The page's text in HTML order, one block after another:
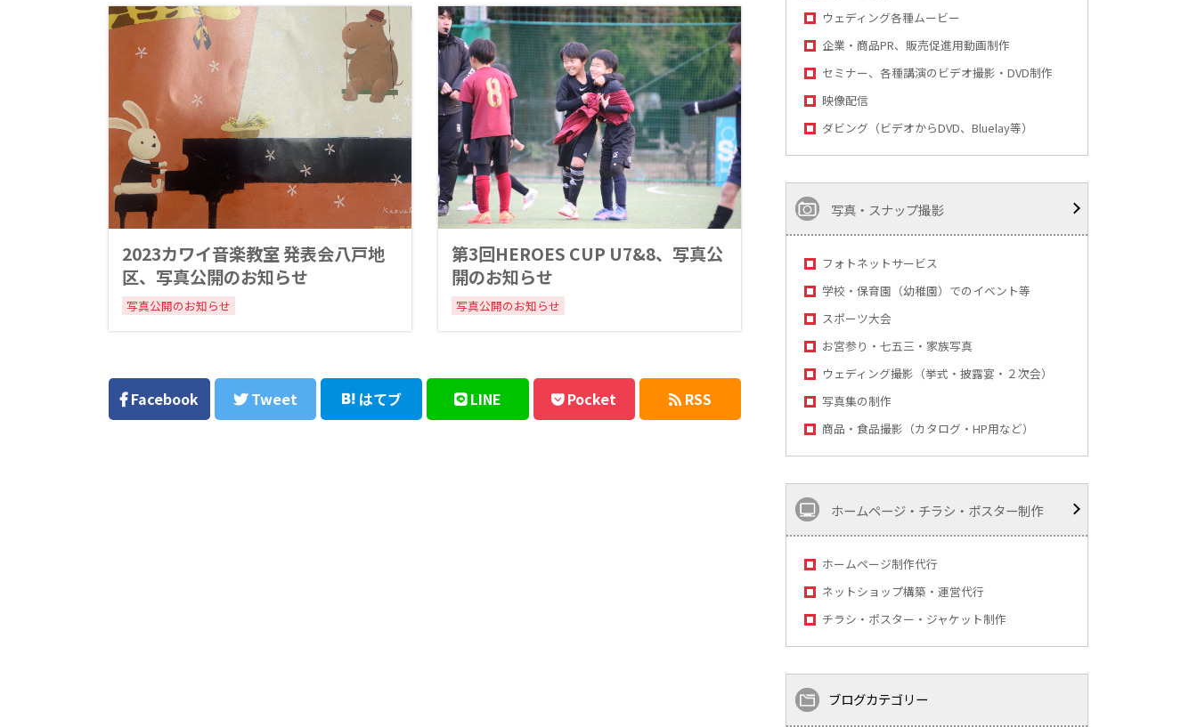
Facebook Tweet はてブ LINE Pocket RSS
2023カワイ音楽教室 発表会八戸地
区、写真公開のお知らせ
写真公開のお知らせ
第3回HEROES CUP U7&8、写真公
開のお知らせ
写真公開のお知らせ
ウェディング各種ムービー
企業・商品PR、販売促進用動画制作
セミナー、各種講演のビデオ撮影・DVD制作
映像配信
ダビング（ビデオからDVD、Bluelay等）
写真・スナップ撮影
フォトネットサービス
学校・保育園（幼稚園）でのイベント等
スポーツ大会
お宮参り・七五三・家族写真
ウェディング撮影（挙式・披露宴・２次会）
写真集の制作
商品・食品撮影（カタログ・HP用など）
ホームページ・チラシ・ポスター制作
ホームページ制作代行
ネットショップ構築・運営代行
チラシ・ポスター・ジャケット制作
ブログカテゴリー